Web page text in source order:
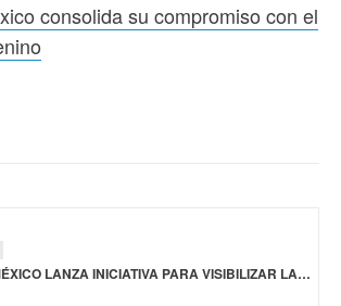
consolida su compromiso con el
NOVARTIS MÉXICO LANZA INICIATIVA PARA VISIBILIZAR LA RECURRENCIA DEL CÁNCER DE MAMA